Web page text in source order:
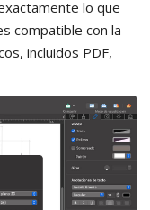
lo que
compatible con la
incluidos PDF,